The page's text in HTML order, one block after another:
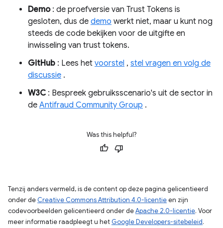
Demo: de proefversie van Trust Tokens is
gesloten, dus de demo werkt niet, maar u kunt nog
steeds de code bekijken voor de uitgifte en
inwisseling van trust tokens.
GitHub : Lees het voorstel , stel vragen en volg de
discussie .
W3C : Bespreek gebruiksscenario's uit de sector in
de Antifraud Community Group .
Was this helpful?
Tenzij anders vermeld, is de content op deze pagina gelicentieerd
onder de Creative Commons Attribution 4.0-licentieen zijn
codevoorbeelden gelicentieerd onder deApache 2.0-licentie. Voor
meer informatie raadpleegt u het Google Developers-sitebeleid.